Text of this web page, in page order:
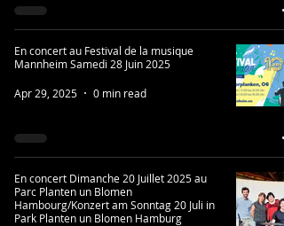
En concert au Festival de la musique
Mannheim Samedi 28 Juin 2025
Apr 29, 2025 0 min read
En concert Dimanche 20 Juillet 2025 au
Parc Planten un Blomen
Hambourg/Konzert am Sonntag 20 Juli in
Park Planten un Blomen Hamburg